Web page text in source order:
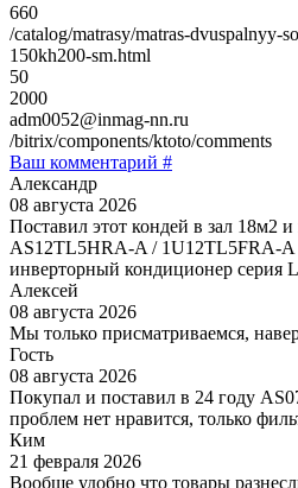
660
/catalog/matrasy/matras-dvuspalnyy-
150kh200-sm.html
50
2000
adm0052@inmag-nn.ru
/bitrix/components/ktoto/comments
Ваш комментарий #
Александр
08 августа 2026
Поставил этот кондей в зал 18м2
AS12TL5HRA-A / 1U12TL5FRA-A
инверторный кондиционер серия
Алексей
08 августа 2026
Мы только присматриваемся,
Гость
08 августа 2026
Покупал и поставил в 24 году
проблем нет нравится, только
Ким
21 февраля 2026
Вообще удобно что товары